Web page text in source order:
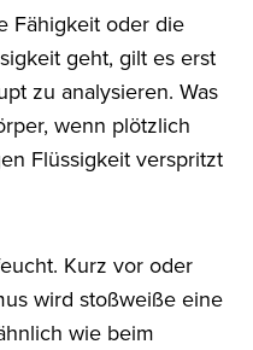
Fähigkeit oder die
geht, gilt es erst
zu analysieren. Was
wenn plötzlich
Flüssigkeit verspritzt
Kurz vor oder
wird stoßweiße eine
wie beim